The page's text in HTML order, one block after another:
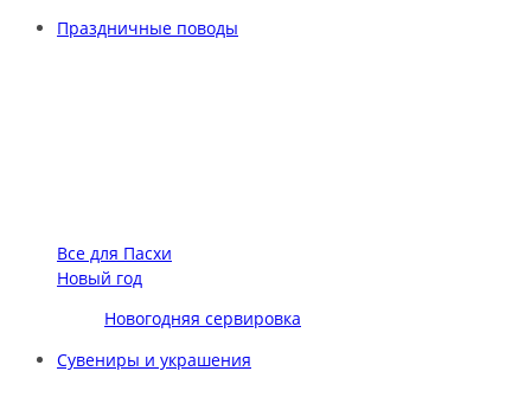
Праздничные поводы
Все для Пасхи
Новый год
Новогодняя сервировка
Сувениры и украшения